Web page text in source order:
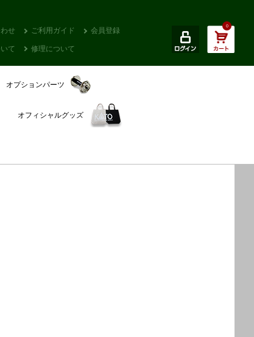
せ ご利用ガイド 会員登録
て 修理について
0
オプションパーツ
オフィシャルグッズ